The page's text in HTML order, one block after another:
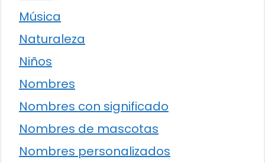
Música
Naturaleza
Niños
Nombres
Nombres con significado
Nombres de mascotas
Nombres personalizados